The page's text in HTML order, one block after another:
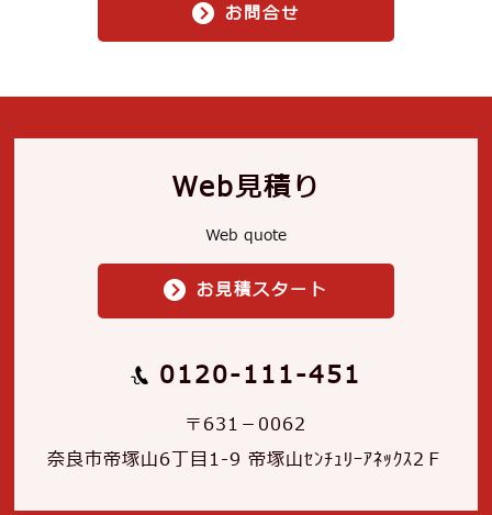
お問合せ
Web見積り
Web quote
お見積スタート
0120-111-451
〒631－0062
奈良市帝塚山6丁目1-9 帝塚山ｾﾝﾁｭﾘｰｱﾈｯｸｽ2Ｆ